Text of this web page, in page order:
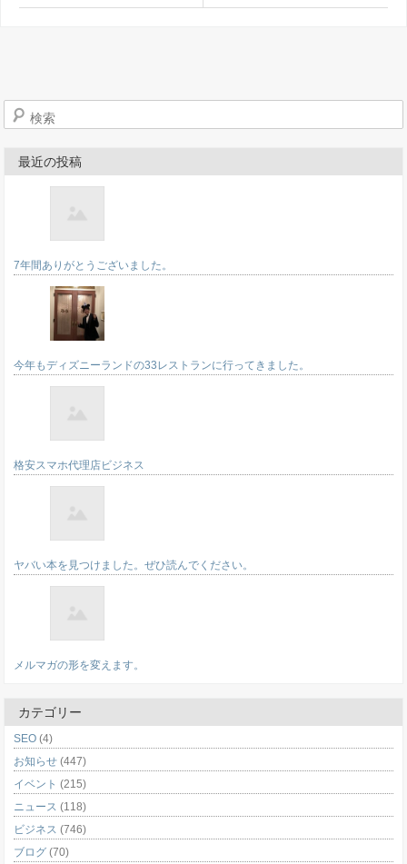
検索
最近の投稿
7年間ありがとうございました。
今年もディズニーランドの33レストランに行ってきました。
格安スマホ代理店ビジネス
ヤバい本を見つけました。ぜひ読んでください。
メルマガの形を変えます。
カテゴリー
SEO (4)
お知らせ (447)
イベント (215)
ニュース (118)
ビジネス (746)
ブログ (70)